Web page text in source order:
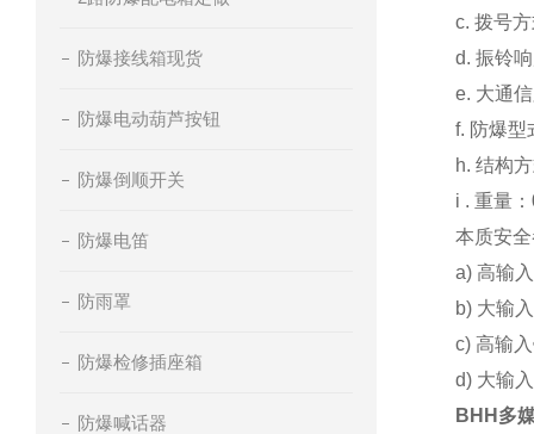
防爆接线箱现货
防爆电动葫芦按钮
防爆倒顺开关
防爆电笛
防雨罩
防爆检修插座箱
防爆喊话器
c. 拨号
d. 振铃
e. 大通
f. 防爆型
h. 结构
i . 重量
本质安
a) 高输
b) 大输
c) 高输
d) 大输
BHH多